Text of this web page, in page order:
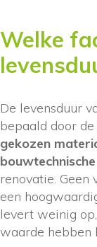
Welke
De levensduur
bepaald door de
gekozen
renovatie. Geen
een
levert weinig
waarde hebben